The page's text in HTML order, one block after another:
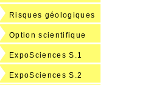
Risques géologiques
Option scientifique
ExpoSciences S.1
ExpoSciences S.2